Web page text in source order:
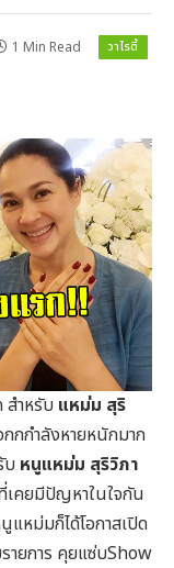
1 Min Read วาไรตี้
หรับ แหม่ม สุริ
กกำลังหายหนักมาก
บ หนูแหม่ม สุริวิภา
เคยมีปัญหาในใจกัน
หม่มก็ได้โอกาสเปิด
ายการ คุยแซ่บShow